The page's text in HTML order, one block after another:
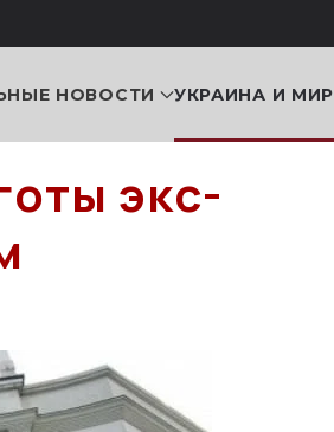
НОВОСТИ УКРАИНА И МИР
экс-